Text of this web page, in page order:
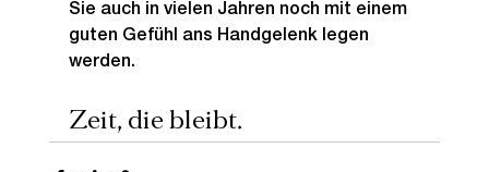
Sie auch in vielen Jahren noch mit einem
guten Gefühl ans Handgelenk legen
werden.
Zeit, die bleibt.